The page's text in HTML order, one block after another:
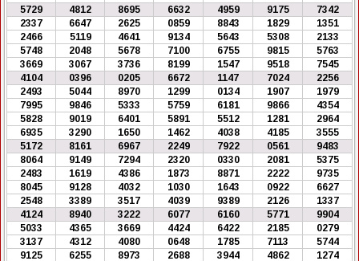
5729
4812 8695 6632 4959 9175
7342
2337
6647 2625 0859 8843 1829
1351
2466
5119 4641 9134 5643 5308
2133
5748
2048 5678 7100 6755 9815
5763
3669
3067 3736 8199 1547 9518
7545
4104
0396 0205 6672 1147 7024
2256
2493
5044 8970 1299 0134 1907
1979
7995
9846 5333 5759 6181 9866
4354
5828
9019 6401 5891 5512 1281
2964
6935
3290 1650 1462 4038 4185
3555
5172
8161 6967 2249 7922 0561
9483
8064
9149 7294 2320 0330 2081
5375
2483
1619 4386 1873 8871 2222
9735
8045
9128 4032 1030 1643 0922
6627
2548
3389 3517 4039 9389 2126
1337
4124
8940 3222 6077 6160 5771
9904
5033
4365 3669 4424 6422 2185
0279
3137
4312 4080 0648 1785 7113
5744
9125
6255 8973 2688 3944 4862
1274